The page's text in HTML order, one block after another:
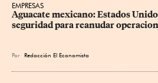
EMPRESAS
Aguacate mexicano: Estados
seguridad para reanudar
Por Redacción El Economista